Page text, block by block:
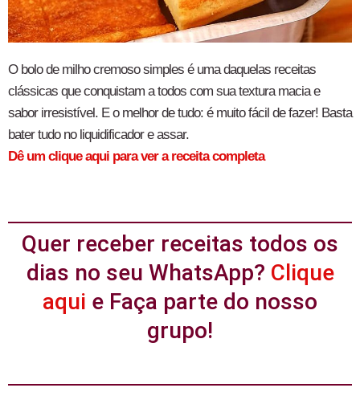
O bolo de milho cremoso simples é uma daquelas receitas
clássicas que conquistam a todos com sua textura macia e
sabor irresistível. E o melhor de tudo: é muito fácil de fazer! Basta
bater tudo no liquidificador e assar.
Dê um clique aqui para ver a receita completa
Quer receber receitas todos os
dias no seu WhatsApp? Clique
aqui e Faça parte do nosso
grupo!